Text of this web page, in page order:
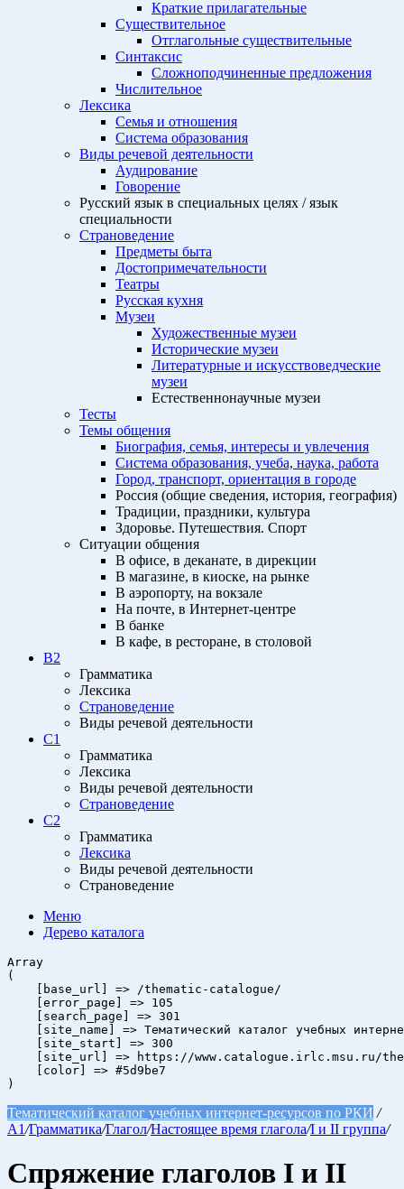
Краткие прилагательные
Существительное
Отглагольные существительные
Синтаксис
Сложноподчиненные предложения
Числительное
Лексика
Семья и отношения
Система образования
Виды речевой деятельности
Аудирование
Говорение
Русский язык в специальных целях / язык
специальности
Страноведение
Предметы быта
Достопримечательности
Театры
Русская кухня
Музеи
Художественные музеи
Исторические музеи
Литературные и искусствоведческие
музеи
Естественнонаучные музеи
Тесты
Темы общения
Биография, семья, интересы и увлечения
Система образования, учеба, наука, работа
Город, транспорт, ориентация в городе
Россия (общие сведения, история, география)
Традиции, праздники, культура
Здоровье. Путешествия. Спорт
Ситуации общения
В офисе, в деканате, в дирекции
В магазине, в киоске, на рынке
В аэропорту, на вокзале
На почте, в Интернет-центре
В банке
В кафе, в ресторане, в столовой
B2
Грамматика
Лексика
Страноведение
Виды речевой деятельности
C1
Грамматика
Лексика
Виды речевой деятельности
Страноведение
C2
Грамматика
Лексика
Виды речевой деятельности
Страноведение
Меню
Дерево каталога
Array
(
    [base_url] => /thematic-catalogue/
    [error_page] => 105
    [search_page] => 301
[site_name] => Тематический каталог учебных
    [site_start] => 300
[site_url] => https://www.catalogue.irlc.msu.ru/
    [color] => #5d9be7
Тематический каталог учебных интернет-ресурсов по РКИ /
A1/Грамматика/Глагол/Настоящее время глагола/I и II группа/
Спряжение глаголов I и II